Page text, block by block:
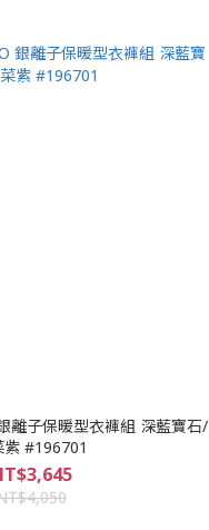
離子保暖型衣褲組 深藍寶石/
紫 #196701